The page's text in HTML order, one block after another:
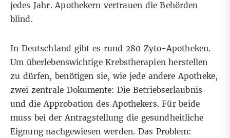
jedes Jahr. Apothekern vertrauen die Behörden
blind.
In Deutschland gibt es rund 280 Zyto-Apotheken.
Um überlebenswichtige Krebstherapien herstellen
zu dürfen, benötigen sie, wie jede andere Apotheke,
zwei zentrale Dokumente: Die Betriebserlaubnis
und die Approbation des Apothekers. Für beide
muss bei der Antragstellung die gesundheitliche
Eignung nachgewiesen werden. Das Problem: